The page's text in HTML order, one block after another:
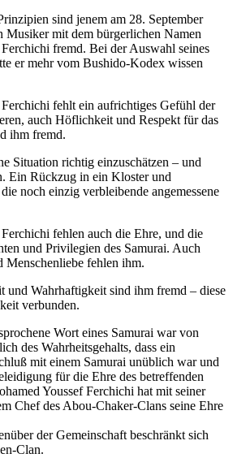
sind jenem am 28. September
Musiker mit dem bürgerlichen Namen
fremd. Bei der Auswahl seines
er mehr vom Bushido-Kodex wissen
fehlt ein aufrichtiges Gefühl der
auch Höflichkeit und Respekt für das
ihm fremd.
Situation richtig einzuschätzen – und
Ein Rückzug in ein Kloster und
noch einzig verbleibende angemessene
fehlen auch die Ehre, und die
und Privilegien des Samurai. Auch
fehlen ihm.
und Wahrhaftigkeit sind ihm fremd – diese
verbunden.
Wort eines Samurai war von
des Wahrheitsgehalts, dass ein
mit einem Samurai unüblich war und
für die Ehre des betreffenden
Youssef Ferchichi hat mit seiner
Chef des Abou-Chaker-Clans seine Ehre
der Gemeinschaft beschränkt sich
Clan.